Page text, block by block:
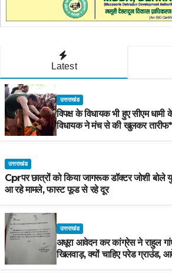
Latest
उत्तराखंड
विपक्ष के विधायक भी हुए सीएम धामी
विधायक ने मंच से की खुलकर तारीफ*
उत्तराखंड
Cprपर छात्रों को किया जागरूक डॉक्टर जोशी बोले
आ रहे मामले, फास्ट फूड से रहे दूर
उत्तराखंड
अधूरा आवेदन कर कांग्रेस ने राहुल
खिलवाड़, क्यों चाहिए परेड ग्राउंड,